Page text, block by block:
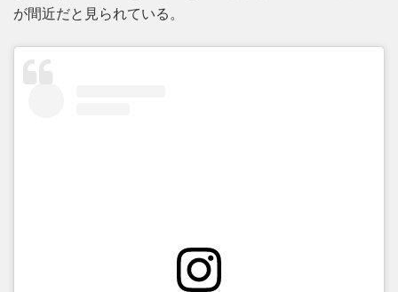
が間近だと見られている。